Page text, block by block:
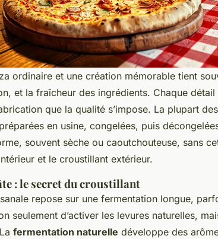
ordinaire et une création mémorable tient
et la fraîcheur des ingrédients. Chaque détail
que la qualité s’impose. La plupart
en usine, congelées, puis
souvent sèche ou caoutchouteuse, sans
et le croustillant extérieur.
: le secret du croustillant
repose sur une fermentation longue,
seulement d’activer les levures naturelles,
fermentation naturelle développe des